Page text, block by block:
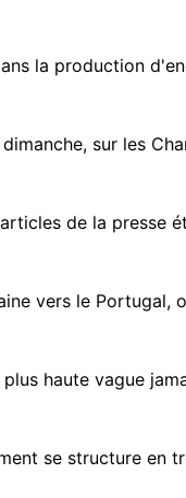
la production
sur les
de la
vers le
haute vague
se structure en